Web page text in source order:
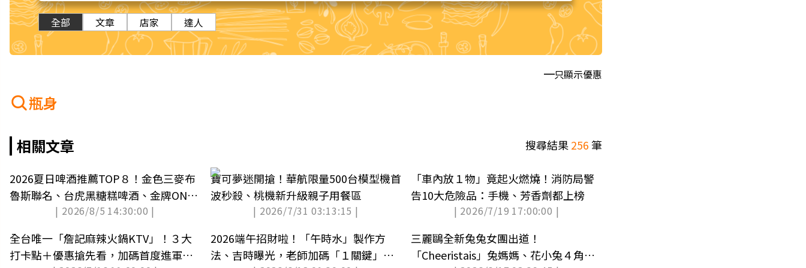
全部 文章 店家 達人
只顯示優惠
瓶身
相關文章 搜尋結果256筆
2026夏日啤酒推薦TOP８！金色三麥布
魯斯聯名、台虎黑糖糕啤酒、金牌ONE
| 2026/8/5 14:30:00 |
寶可夢迷開搶！華航限量500台模型機首
波秒殺、桃機新升級親子用餐區
| 2026/7/31 03:13:15 |
「車內放１物」竟起火燃燒！消防局警
告10大危險品：手機、芳香劑都上榜
| 2026/7/19 17:00:00 |
全台唯一「詹記麻辣火鍋KTV」！３大
打卡點＋優惠搶先看，加碼首度進軍台
2026端午招財啦！「午時水」製作方
法、吉時曝光，老師加碼「１關鍵」威
三麗鷗全新兔兔女團出道！
「Cheeristais」兔媽媽、花小兔４角色